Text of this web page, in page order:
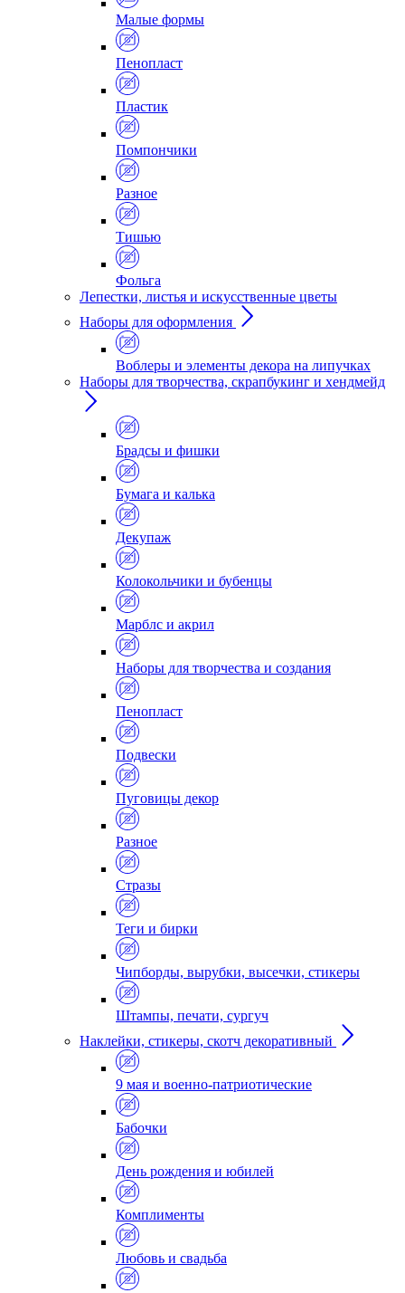
Малые формы
Пенопласт
Пластик
Помпончики
Разное
Тишью
Фольга
Лепестки, листья и искусственные цветы
Наборы для оформления
Воблеры и элементы декора на липучках
Наборы для творчества, скрапбукинг и хендмейд
Брадсы и фишки
Бумага и калька
Декупаж
Колокольчики и бубенцы
Марблс и акрил
Наборы для творчества и создания
Пенопласт
Подвески
Пуговицы декор
Разное
Стразы
Теги и бирки
Чипборды, вырубки, высечки, стикеры
Штампы, печати, сургуч
Наклейки, стикеры, скотч декоративный
9 мая и военно-патриотические
Бабочки
День рождения и юбилей
Комплименты
Любовь и свадьба